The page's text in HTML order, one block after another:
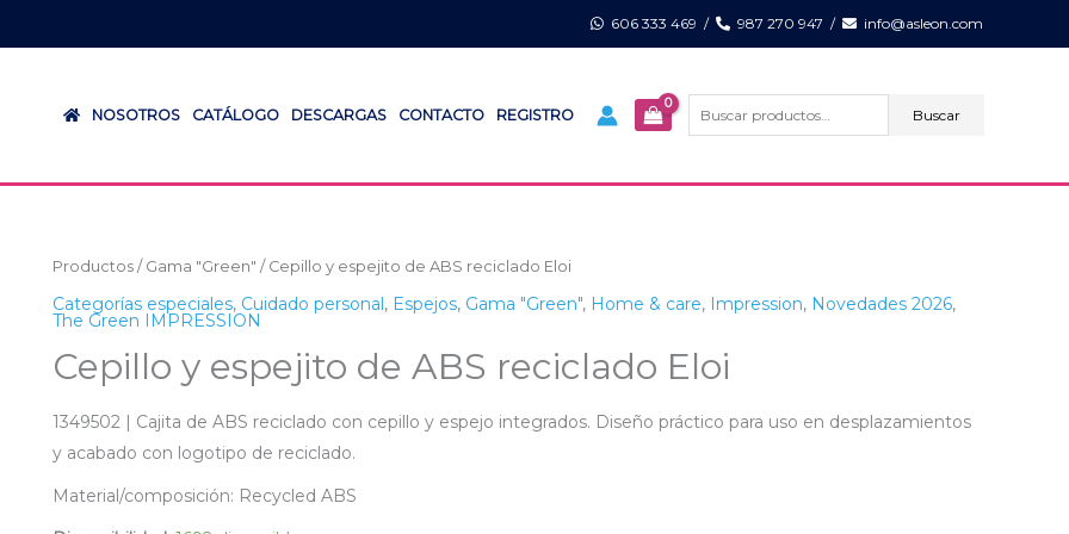
606 333 469 / 987 270 947 / info@asleon.com
NOSOTROS CATÁLOGO DESCARGAS CONTACTO REGISTRO
por:
Buscar
Productos / Gama "Green" / Cepillo y espejito de ABS reciclado Eloi
Categorías especiales, Cuidado personal, Espejos, Gama "Green", Home & care, Impression, Novedades 2026,
The Green IMPRESSION
Cepillo y espejito de ABS reciclado Eloi
1349502 | Cajita de ABS reciclado con cepillo y espejo integrados. Diseño práctico para uso en desplazamientos
y acabado con logotipo de reciclado.
Material/composición: Recycled ABS